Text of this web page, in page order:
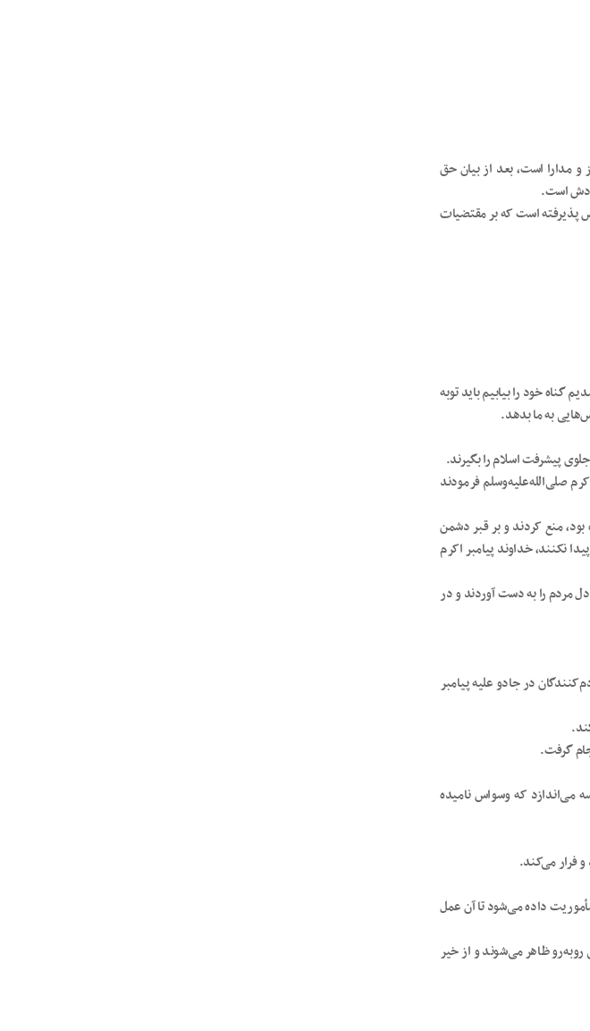
مدارا است، بعد از بیان حق
است.
پذیرفته است که بر مقتضیات
گناه خود را بیابیم باید توبه
به ما بدهد.
پیشرفت اسلام را بگیرند.
صلی‌الله‌علیه‌وسلم فرمودند
منع کردند و بر قبر دشمن
نکنند، خداوند پیامبر اکرم
دل مردم را به دست آوردند و در
در جادو علیه پیامبر
گرفت.
که وسواس نامیده
فرار می‌کند.
داده می‌شود تا آن عمل
ظاهر می‌شوند و از خیر